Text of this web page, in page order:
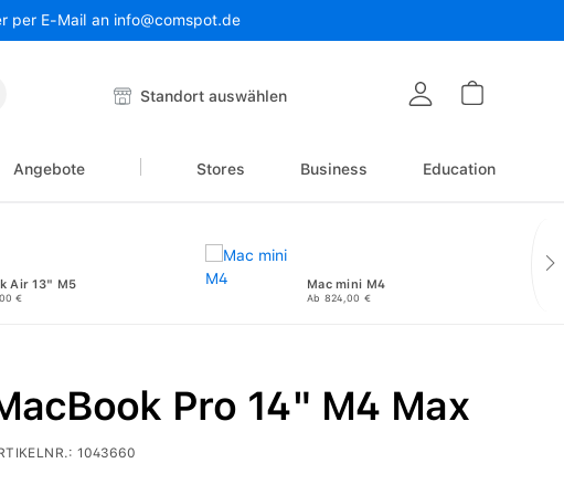
per E-Mail an info@comspot.de
Standort auswählen
Angebote Stores Business Education
Air 13" M5
€
Mac mini M4
Ab 824,00 €
Pro 14" M4 Max
1043660